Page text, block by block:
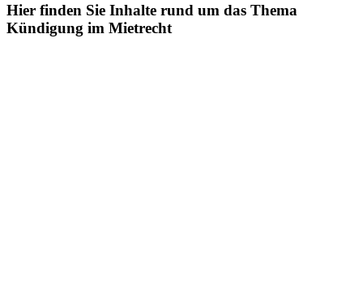
Hier finden Sie Inhalte rund um das Thema
Kündigung im Mietrecht